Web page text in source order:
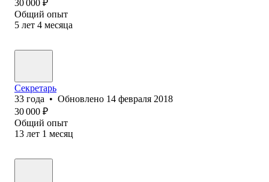
30 000 ₽
Общий опыт
5 лет 4 месяца
Секретарь
33 года • Обновлено 14 февраля 2018
30 000 ₽
Общий опыт
13 лет 1 месяц